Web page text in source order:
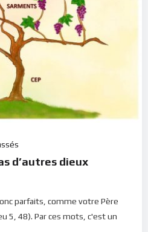
d’autres dieux
parfaits, comme votre Père
5, 48). Par ces mots, c'est un